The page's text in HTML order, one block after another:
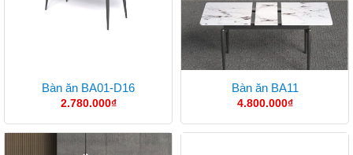
Bàn ăn BA01-D16
2.780.000₫
Bàn ăn BA11
4.800.000₫